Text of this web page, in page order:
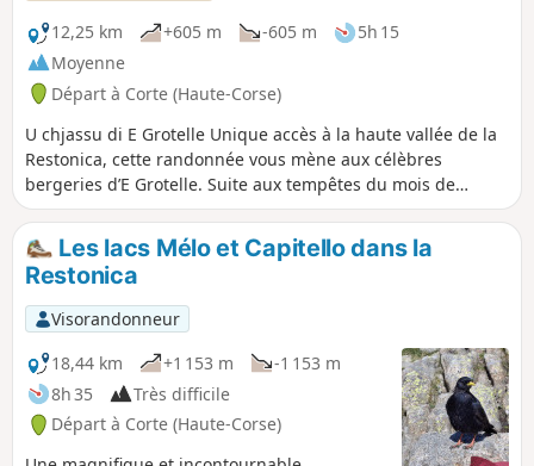
12,25 km
+605 m -605 m
5h 15
Moyenne
Départ à Corte (Haute-Corse)
U chjassu di E Grotelle Unique accès à la haute vallée de la
Restonica, cette randonnée vous mène aux célèbres
bergeries d’E Grotelle. Suite aux tempêtes du mois de
novembre dernier, d'importants dégâts ont rendu le haut
de la vallée de la Restonica inaccessible en voiture depuis le
pont de Tagone (emporté par la crue). L'accès aux bergeries
d'E Grotelle se fait maintenant en randonnée par ce sentier.
depuis la Frasseta (il s'agit du même point de départ pour
l'itinéraire qui mène aux bergeries de Cappellaccia). Celui-ci
peut être emprunté soit pour une randonnée de difficulté
moyenne qui vous mène aux bergeries de Grotelle, soit
pour joindre le départ de la randonnée des lacs de Melu et
Capitellu (celle-ci représente maintenant un itinéraire
sportif). Ce sentier longe la haute vallée de la Restonica. Il
Les lacs Mélo et Capitello dans la
Restonica
Visorandonneur
18,44 km
+1 153 m
-1 153 m
8h 35
Très difficile
Départ à Corte (Haute-Corse)